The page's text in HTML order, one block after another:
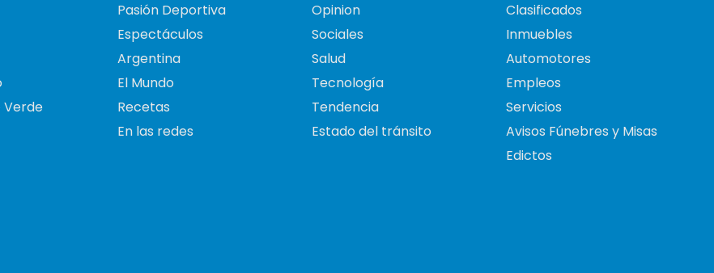
Verde
Pasión Deportiva
Espectáculos
Argentina
El Mundo
Recetas
En las redes
Opinion
Sociales
Salud
Tecnología
Tendencia
Estado del tránsito
Clasificados
Inmuebles
Automotores
Empleos
Servicios
Avisos Fúnebres y Misas
Edictos